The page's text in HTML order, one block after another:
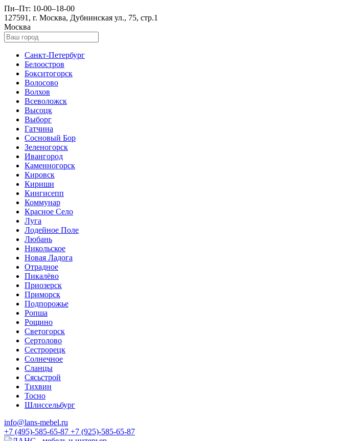
Пн–Пт: 10-00–18-00
127591, г. Москва, Дубнинская ул., 75, стр.1
Москва
Санкт-Петербург
Белоостров
Бокситогорск
Волосово
Волхов
Всеволожск
Высоцк
Выборг
Гатчина
Сосновый Бор
Зеленогорск
Ивангород
Каменногорск
Кировск
Кириши
Кингисепп
Коммунар
Красное Село
Луга
Лодейное Поле
Любань
Никольское
Новая Ладога
Отрадное
Пикалёво
Приозерск
Приморск
Подпорожье
Ропша
Рощино
Светогорск
Сертолово
Сестрорецк
Солнечное
Сланцы
Сясьстрой
Тихвин
Тосно
Шлиссельбург
info@lans-mebel.ru
+7 (495)-585-65-87 +7 (925)-585-65-87